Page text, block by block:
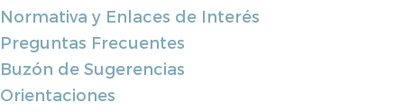
Normativa y Enlaces de Interés
Preguntas Frecuentes
Buzón de Sugerencias
Orientaciones